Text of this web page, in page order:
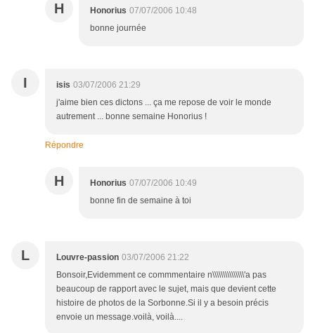
H Honorius 07/07/2006 10:48
bonne journée
I isis 03/07/2006 21:29
j'aime bien ces dictons ... ça me repose de voir le monde
autrement ... bonne semaine Honorius !
Répondre
H Honorius 07/07/2006 10:49
bonne fin de semaine à toi
L Louvre-passion 03/07/2006 21:22
Bonsoir,Evidemment ce commmentaire n\\\\\\\\\\\\\\\'a pas
beaucoup de rapport avec le sujet, mais que devient cette
histoire de photos de la Sorbonne.Si il y a besoin précis
envoie un message.voilà, voilà....